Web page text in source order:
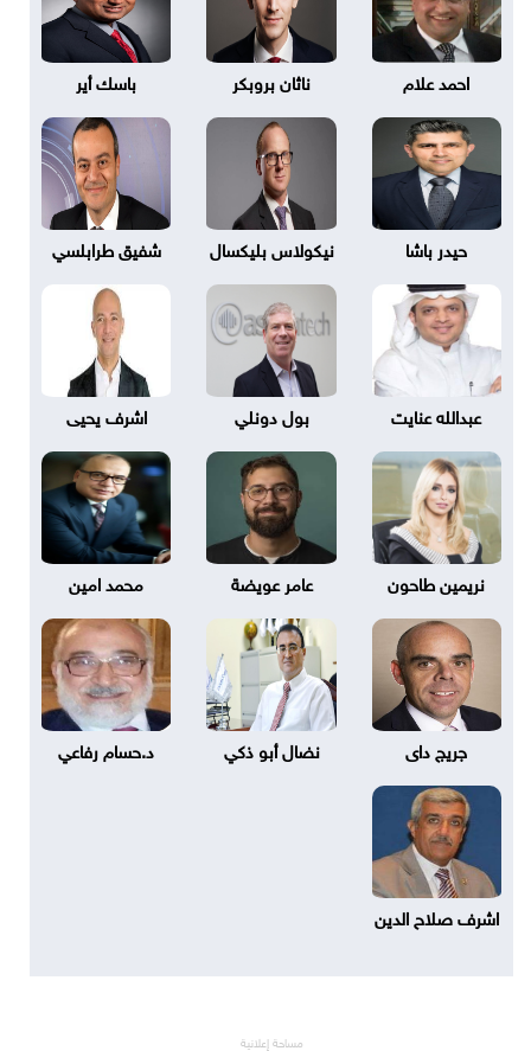
احمد علام ناثان بروبكر باسك أير
حيدر باشا نيكولاس بليكسال شفيق طرابلسي
عبدالله عنايت بول دونلي اشرف يحيى
نريمين طاحون عامر عويضة محمد امين
جريج داى نضال أبو ذكي د.حسام رفاعي
اشرف صلاح الدين
مساحة إعلانية